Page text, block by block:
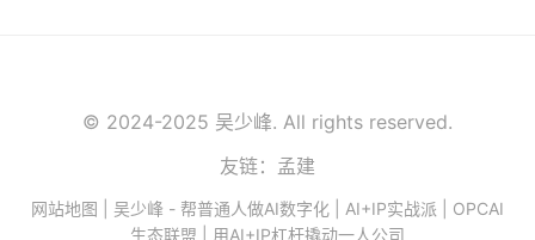
© 2024-2025 吴少峰. All rights reserved.
友链：孟建
网站地图 | 吴少峰 - 帮普通人做AI数字化 | AI+IP实战派 | OPCAI
生态联盟 | 用AI+IP杠杆撬动一人公司